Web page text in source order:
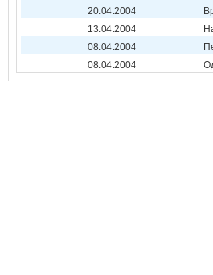
20.04.2004
13.04.2004
08.04.2004
08.04.2004